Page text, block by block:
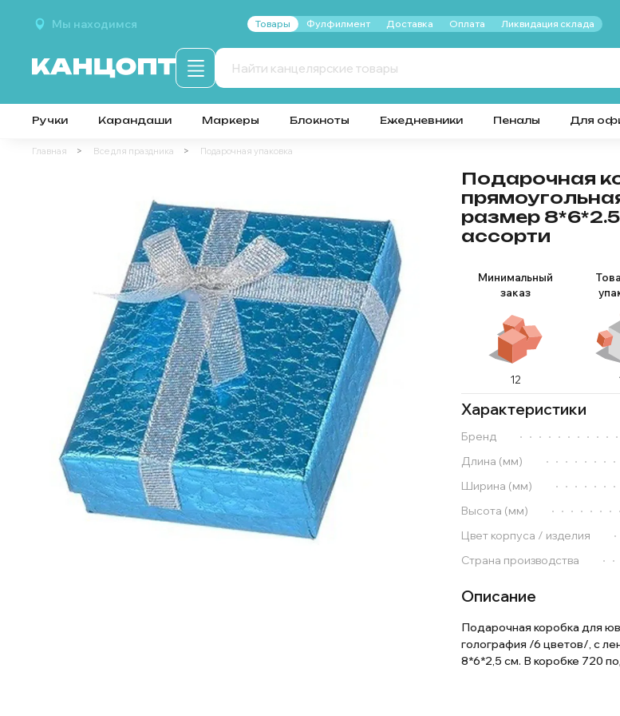
Мы находимся Товары Фулфилмент Доставка Оплата Ликвидация склада
Ручки Карандаши Маркеры Блокноты Ежедневники Пеналы Для
Главная Все для праздника Подарочная упаковка
Подарочная
размер
ассорти
Минимальный
заказ
12
Характеристики
Бренд
Длина (мм)
Ширина (мм)
Высота (мм)
Цвет корпуса / изделия
Страна производства
Описание
Подарочная коробка для
голография /6 цветов/, с
8*6*2,5 см. В коробке 720